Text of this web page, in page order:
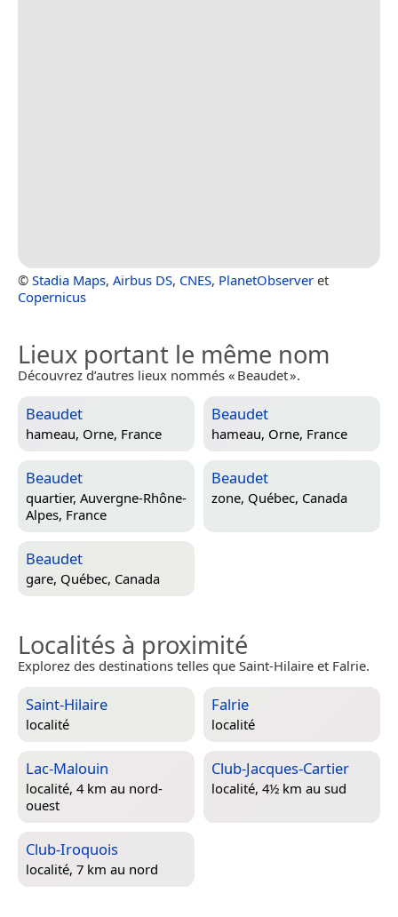
© Stadia Maps, Airbus DS, CNES, PlanetObserver et
Copernicus
Lieux portant le même nom
Découvrez d’autres lieux nommés « Beaudet ».
Beaudet
hameau, Orne, France
Beaudet
hameau, Orne, France
Beaudet
quartier, Auvergne-Rhône-
Alpes, France
Beaudet
zone, Québec, Canada
Beaudet
gare, Québec, Canada
Localités à proximité
Explorez des destinations telles que Saint-Hilaire et Falrie.
Saint-Hilaire
localité
Falrie
localité
Lac-Malouin
localité, 4 km au nord-
ouest
Club-Jacques-Cartier
localité, 4½ km au sud
Club-Iroquois
localité, 7 km au nord